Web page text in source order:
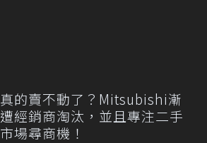
真的賣不動了？Mitsubishi漸
遭經銷商淘汰，並且專注二手
市場尋商機！